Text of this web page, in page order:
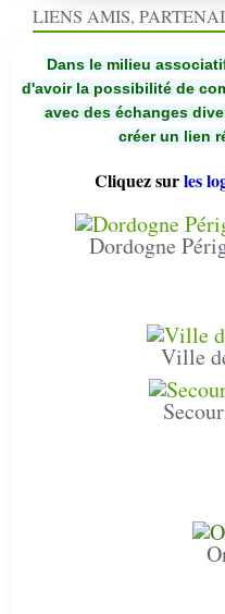
LIENS AMIS,
Dans le milieu
d'avoir la possibilité de
avec des échanges
créer un lien
Cliquez surles
Dordogne
Ville